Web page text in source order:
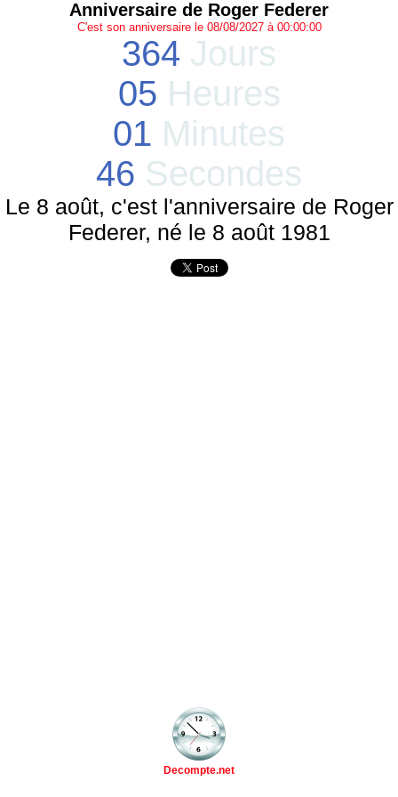
Anniversaire de Roger Federer
C'est son anniversaire le 08/08/2027 à 00:00:00
364 Jours
05 Heures
01 Minutes
46 Secondes
Le 8 août, c'est l'anniversaire de Roger
Federer, né le 8 août 1981
Decompte.net